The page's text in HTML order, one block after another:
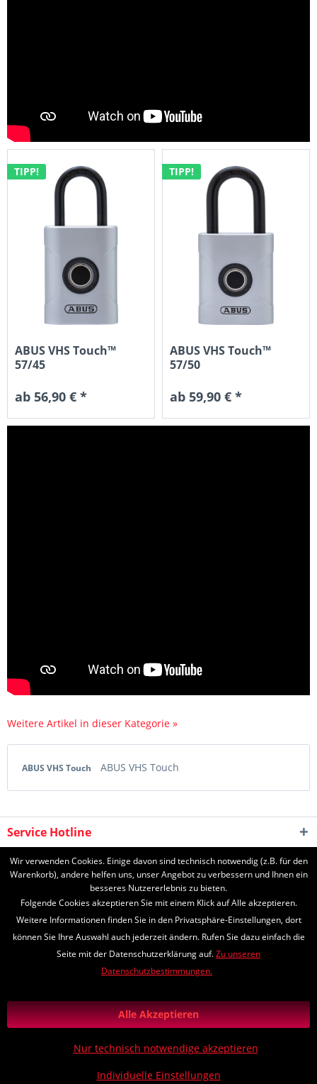
TIPP!
ABUS VHS Touch™
57/45
ab 56,90 € *
TIPP!
ABUS VHS Touch™
57/50
ab 59,90 € *
Weitere Artikel in dieser Kategorie »
ABUS VHS Touch ABUS VHS Touch
Service Hotline
Shop Service
* Alle Preise inkl. gesetzl. Mehrwertsteuer zzgl.Versandkosten
Nachnahmegebühren, wenn nicht anders beschrieben
*Lieferzeiten
Zahlungs- und Versandinformationen
Diese Seite ist geschützt durch reCAPTCHA, die Google
Realisiert mit Shopware
Wir verwenden Cookies. Einige davon sind technisch notwendig (z.B. für den
Warenkorb), andere helfen uns, unser Angebot zu verbessern und Ihnen ein
besseres Nutzererlebnis zu bieten.
Folgende Cookies akzeptieren Sie mit einem Klick auf Alle akzeptieren.
Weitere Informationen finden Sie in den Privatsphäre-Einstellungen, dort
können Sie Ihre Auswahl auch jederzeit ändern. Rufen Sie dazu einfach die
Seite mit der Datenschutzerklärung auf.Zu unseren
Datenschutzbestimmungen.
Individuelle Einstellungen
Nur technisch notwendige akzeptieren
Alle Akzeptieren